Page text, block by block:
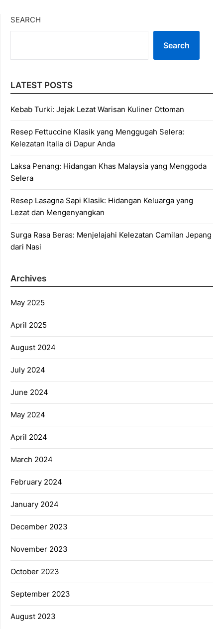
SEARCH
Search
LATEST POSTS
Kebab Turki: Jejak Lezat Warisan Kuliner Ottoman
Resep Fettuccine Klasik yang Menggugah Selera:
Kelezatan Italia di Dapur Anda
Laksa Penang: Hidangan Khas Malaysia yang Menggoda
Selera
Resep Lasagna Sapi Klasik: Hidangan Keluarga yang
Lezat dan Mengenyangkan
Surga Rasa Beras: Menjelajahi Kelezatan Camilan Jepang
dari Nasi
Archives
May 2025
April 2025
August 2024
July 2024
June 2024
May 2024
April 2024
March 2024
February 2024
January 2024
December 2023
November 2023
October 2023
September 2023
August 2023